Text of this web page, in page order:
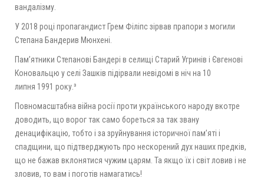
вандалізму.
У 2018 році пропагандист Грем Філіпс зірвав прапори з могили
Степана Бандерив Мюнхені.
Пам’ятники Степанові Бандері в селищі Старий Угринів і Євгенові
Коновальцю у селі Зашків підірвали невідомі в ніч на 10
липня 1991 року.³
Повномасштабна війна росії проти українського народу вкотре
доводить, що ворог так само бореться за так звану
денацифікацію, тобто і за зруйнування історичної пам’яті і
спадщини, що підтверджують про нескорений дух наших предків,
що не бажав вклонятися чужим царям. Та якщо їх і світ ловив і не
зловив, то вам і поготів намагатись!